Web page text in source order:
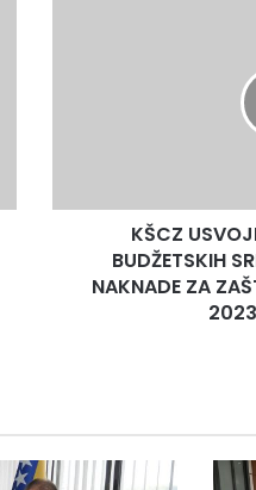
NAKNADE
ZAŠTITU
KŠCZ
BUDŽETSKIH
NAKNADE ZA